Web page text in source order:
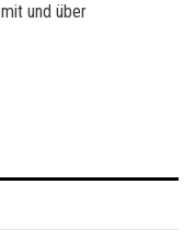
und über